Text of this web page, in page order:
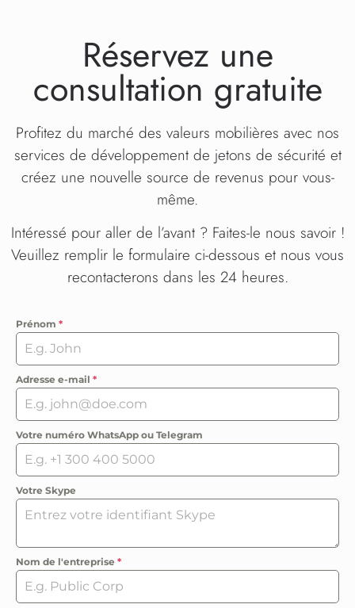
Réservez une
consultation gratuite
Profitez du marché des valeurs mobilières avec nos
services de développement de jetons de sécurité et
créez une nouvelle source de revenus pour vous-
même.
Intéressé pour aller de l’avant ? Faites-le nous savoir !
Veuillez remplir le formulaire ci-dessous et nous vous
recontacterons dans les 24 heures.
Prénom *
Adresse e-mail *
Votre numéro WhatsApp ou Telegram
Votre Skype
Nom de l'entreprise *